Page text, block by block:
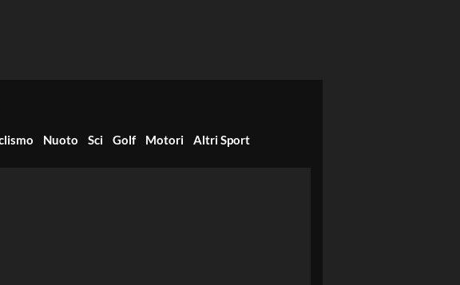
Nuoto Sci Golf Motori Altri Sport